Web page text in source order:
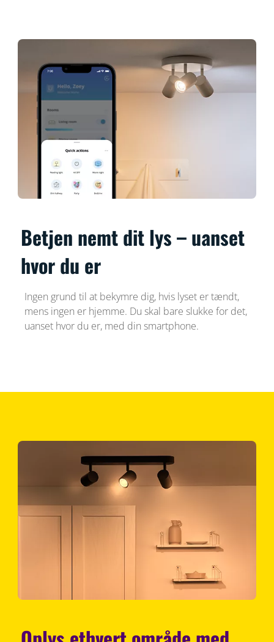
Betjen nemt dit lys – uanset
hvor du er
Ingen grund til at bekymre dig, hvis lyset er tændt,
mens ingen er hjemme. Du skal bare slukke for det,
uanset hvor du er, med din smartphone.